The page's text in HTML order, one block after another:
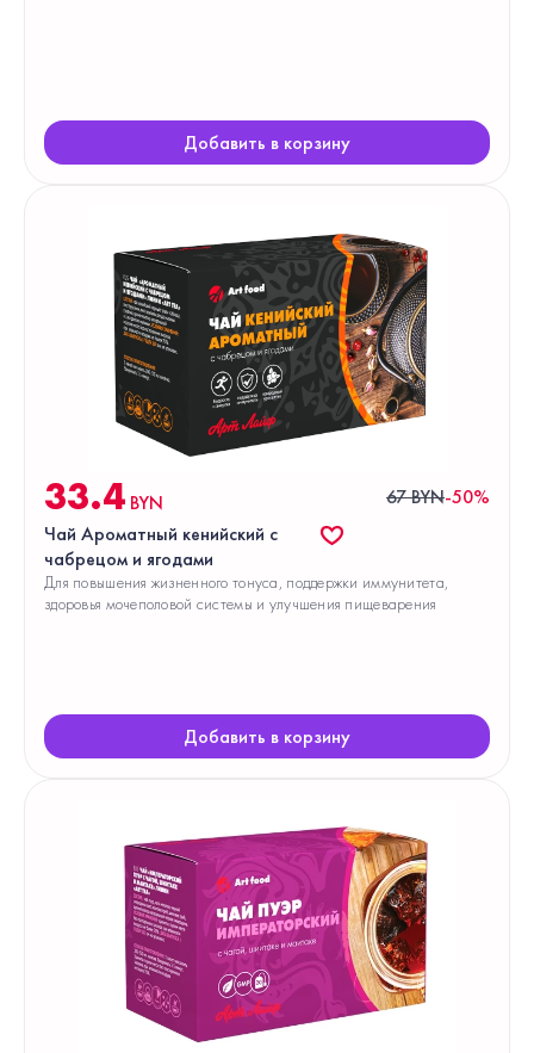
Добавить в корзину
33.4 BYN 67 BYN-50%
Чай Ароматный кенийский с
чабрецом и ягодами
Для повышения жизненного тонуса, поддержки иммунитета,
здоровья мочеполовой системы и улучшения пищеварения
Добавить в корзину